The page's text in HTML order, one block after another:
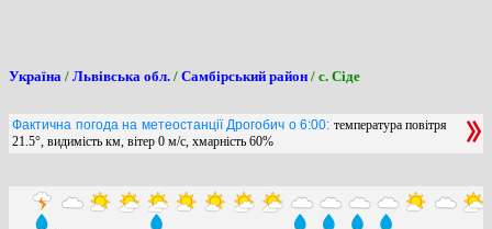
Україна / Львівська обл. / Самбірський район / с. Сіде
Фактична погода на метеостанції Дрогобич о 6:00: температура повітря
21.5°, видимість км, вітер 0 м/с, хмарність 60%